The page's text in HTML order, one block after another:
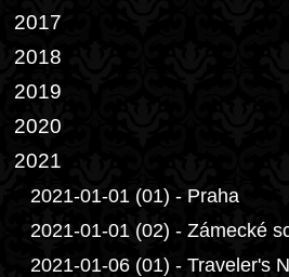
2017
2018
2019
2020
2021
2021-01-01 (01) - Praha
2021-01-01 (02) - Zámecké
2021-01-06 (01) - Traveler's